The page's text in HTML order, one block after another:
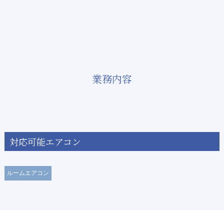
業務内容
対応可能エアコン
ルームエアコン